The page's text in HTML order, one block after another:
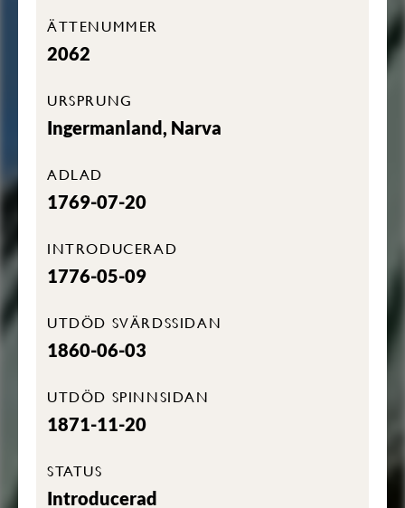
ÄTTENUMMER
2062
URSPRUNG
Ingermanland, Narva
ADLAD
1769-07-20
INTRODUCERAD
1776-05-09
UTDÖD SVÄRDSSIDAN
1860-06-03
UTDÖD SPINNSIDAN
1871-11-20
STATUS
Introducerad